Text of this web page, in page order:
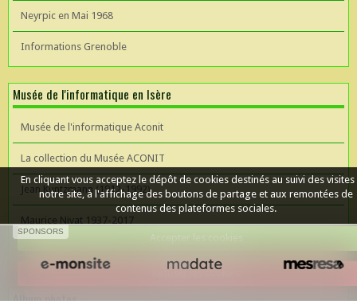
Neyrpic en Mai 1968
Informations Grenoble
Musée de l'informatique en Isère
Musée de l'informatique Aconit
La collection du Musée ACONIT
Jean Kuntzmann (1912-1992)
Maurice Nivat 1937-2017
SPONSORS
En cliquant vous acceptez le dépôt de cookies destinés au suivi des visites
notre site, à l'affichage des boutons de partage et aux remontées de
contenus des plateformes sociales.
Refuser les cookies